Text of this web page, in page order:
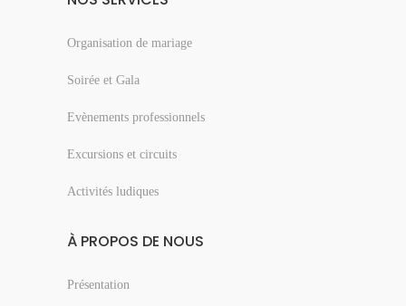
Organisation de mariage
Soirée et Gala
Evènements professionnels
Excursions et circuits
Activités ludiques
À PROPOS DE NOUS
Présentation